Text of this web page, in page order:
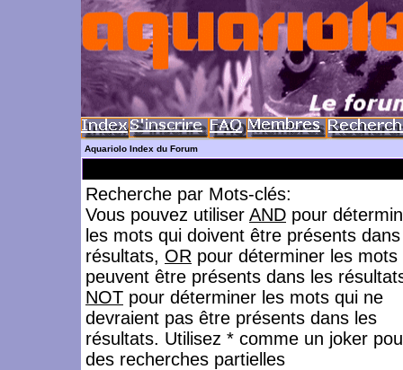
Aquariolo Index du Forum
Recherche par Mots-clés:
Vous pouvez utiliser AND pour
les mots qui doivent être présents
résultats, OR pour déterminer les mots
peuvent être présents dans les
NOT pour déterminer les mots qui ne
devraient pas être présents dans les
résultats. Utilisez * comme un joker
des recherches partielles